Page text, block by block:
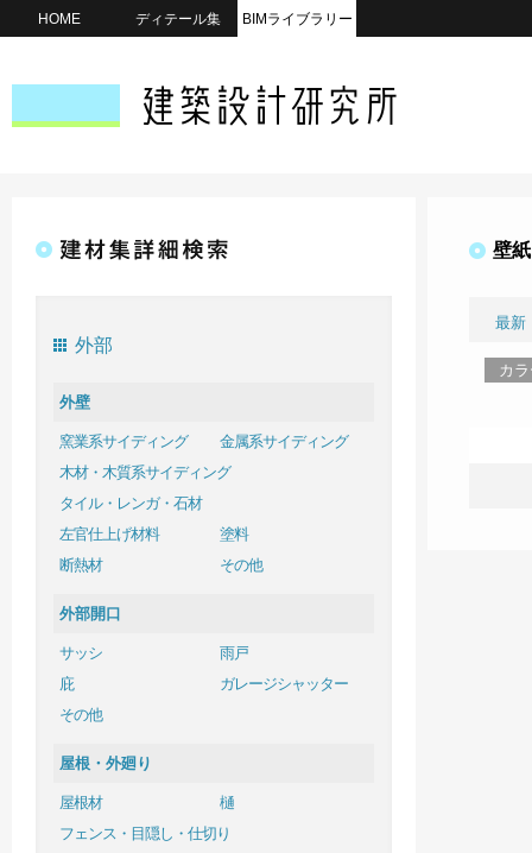
HOME ディテール集 BIMライブラリー
外部
外壁
窯業系サイディング
金属系サイディング
木材・木質系サイディング
タイル・レンガ・石材
左官仕上げ材料
塗料
断熱材
その他
外部開口
サッシ
雨戸
庇
ガレージシャッター
その他
屋根・外廻り
屋根材
樋
フェンス・目隠し・仕切り
壁
最新
カ